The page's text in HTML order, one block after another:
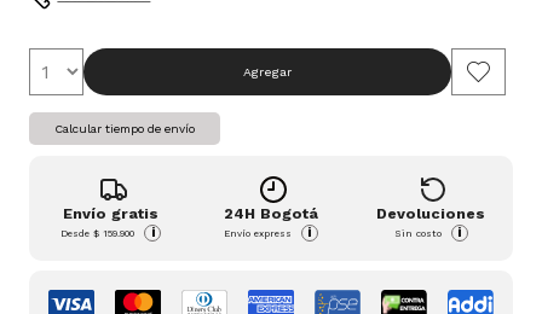
Agregar
Calcular tiempo de envío
Envío gratis
Desde$ 159.900 i
24H Bogotá
Envío express i
Devoluciones
Sin costo i